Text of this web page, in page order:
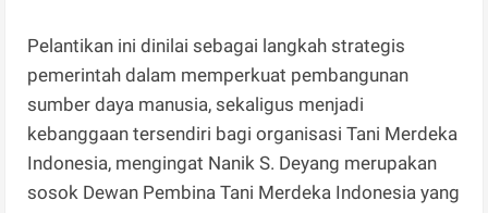
Pelantikan ini dinilai sebagai langkah strategis
pemerintah dalam memperkuat pembangunan
sumber daya manusia, sekaligus menjadi
kebanggaan tersendiri bagi organisasi Tani Merdeka
Indonesia, mengingat Nanik S. Deyang merupakan
sosok Dewan Pembina Tani Merdeka Indonesia yang